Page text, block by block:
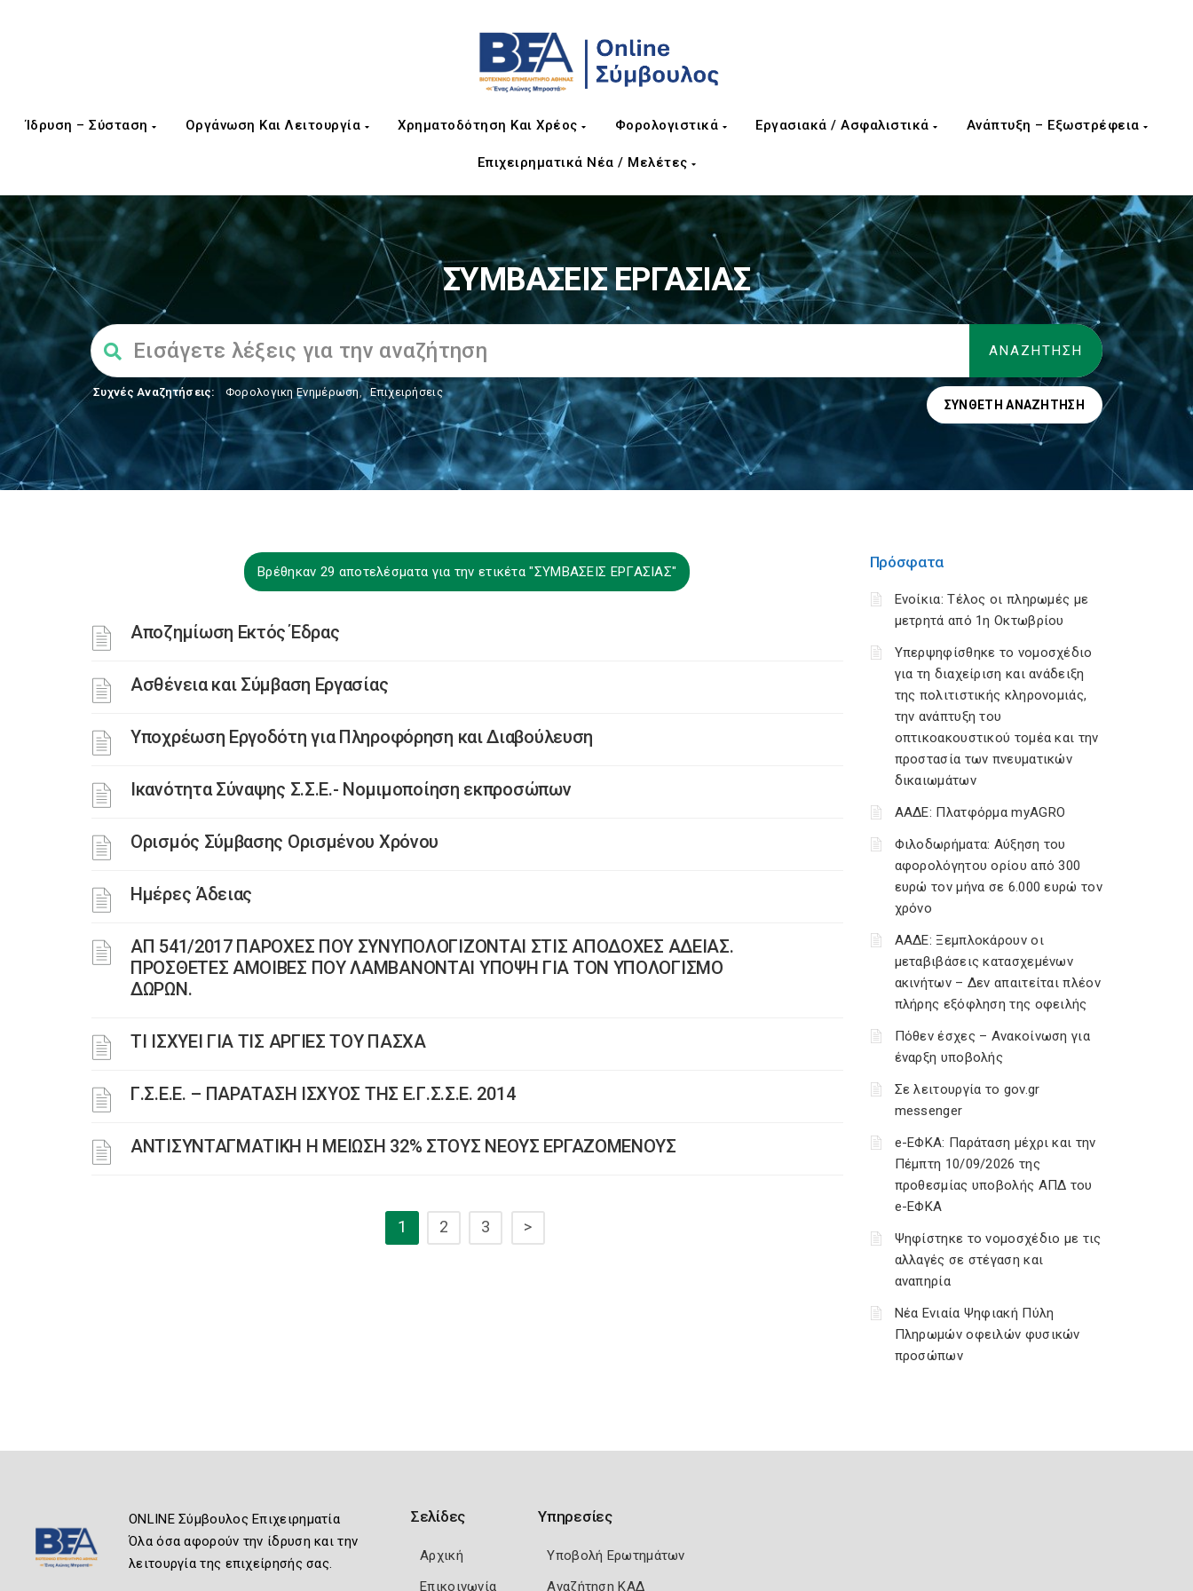
Ίδρυση – Σύσταση Οργάνωση Και Λειτουργία Χρηματοδότηση Και Χρέος Φορολογιστικά Εργασιακά / Ασφαλιστικά Ανάπτυξη – Εξωστρέφεια
Επιχειρηματικά Νέα / Μελέτες
ΣΥΜΒΑΣΕΙΣ ΕΡΓΑΣΙΑΣ
Συχνές Αναζητήσεις: Φορολογικη Ενημέρωση, Επιχειρήσεις
ΣΎΝΘΕΤΗ ΑΝΑΖΉΤΗΣΗ
Βρέθηκαν 29 αποτελέσματα για την ετικέτα "ΣΥΜΒΑΣΕΙΣ ΕΡΓΑΣΙΑΣ"
Αποζημίωση Εκτός Έδρας
Ασθένεια και Σύμβαση Εργασίας
Υποχρέωση Εργοδότη για Πληροφόρηση και Διαβούλευση
Ικανότητα Σύναψης Σ.Σ.Ε.- Νομιμοποίηση εκπροσώπων
Ορισμός Σύμβασης Ορισμένου Χρόνου
Ημέρες Άδειας
ΑΠ 541/2017 ΠΑΡΟΧΕΣ ΠΟΥ ΣΥΝΥΠΟΛΟΓΙΖΟΝΤΑΙ ΣΤΙΣ ΑΠΟΔΟΧΕΣ ΑΔΕΙΑΣ.
ΠΡΟΣΘΕΤΕΣ ΑΜΟΙΒΕΣ ΠΟΥ ΛΑΜΒΑΝΟΝΤΑΙ ΥΠΟΨΗ ΓΙΑ ΤΟΝ ΥΠΟΛΟΓΙΣΜΟ
ΔΩΡΩΝ.
ΤΙ ΙΣΧΥΕΙ ΓΙΑ ΤΙΣ ΑΡΓΙΕΣ ΤΟΥ ΠΑΣΧΑ
Γ.Σ.Ε.Ε. – ΠΑΡΑΤΑΣΗ ΙΣΧΥΟΣ ΤΗΣ Ε.Γ.Σ.Σ.Ε. 2014
ΑΝΤΙΣΥΝΤΑΓΜΑΤΙΚΗ Η ΜΕΙΩΣΗ 32% ΣΤΟΥΣ ΝΕΟΥΣ ΕΡΓΑΖΟΜΕΝΟΥΣ
1 2 3 >
Πρόσφατα
Ενοίκια: Τέλος οι πληρωμές με
μετρητά από 1η Οκτωβρίου
Υπερψηφίσθηκε το νομοσχέδιο
για τη διαχείριση και ανάδειξη
της πολιτιστικής κληρονομιάς,
την ανάπτυξη του
οπτικοακουστικού τομέα και την
προστασία των πνευματικών
δικαιωμάτων
ΑΑΔΕ: Πλατφόρμα myAGRO
Φιλοδωρήματα: Αύξηση του
αφορολόγητου ορίου από 300
ευρώ τον μήνα σε 6.000 ευρώ τον
χρόνο
ΑΑΔΕ: Ξεμπλοκάρουν οι
μεταβιβάσεις κατασχεμένων
ακινήτων – Δεν απαιτείται πλέον
πλήρης εξόφληση της οφειλής
Πόθεν έσχες – Ανακοίνωση για
έναρξη υποβολής
Σε λειτουργία το gov.gr
messenger
e-ΕΦΚΑ: Παράταση μέχρι και την
Πέμπτη 10/09/2026 της
προθεσμίας υποβολής ΑΠΔ του
e-ΕΦΚΑ
Ψηφίστηκε το νομοσχέδιο με τις
αλλαγές σε στέγαση και
αναπηρία
Νέα Ενιαία Ψηφιακή Πύλη
Πληρωμών οφειλών φυσικών
προσώπων
ONLINE Σύμβουλος Επιχειρηματία
Όλα όσα αφορούν την ίδρυση και την
λειτουργία της επιχείρησής σας.
Σελίδες
Αρχική
Επικοινωνία
Υπηρεσίες
Υποβολή Ερωτημάτων
Αναζήτηση ΚΑΔ